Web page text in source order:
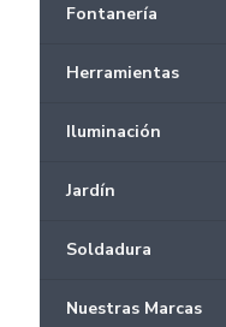
Fontanería
Herramientas
Iluminación
Jardín
Soldadura
Nuestras Marcas